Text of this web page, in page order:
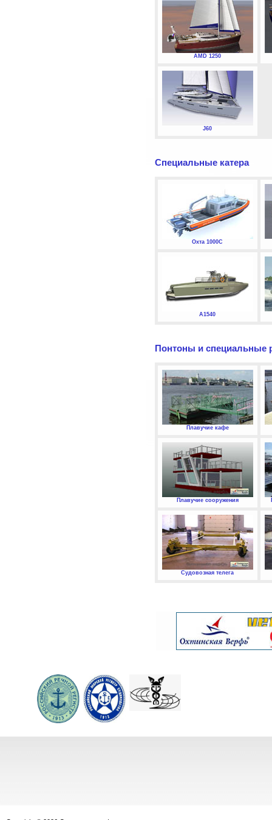
AMD 1250
J60
Специальные катера
Охта 1000С
А1540
Понтоны и специальные
Плавучие кафе
Плавучие сооружения
Судовозная телега